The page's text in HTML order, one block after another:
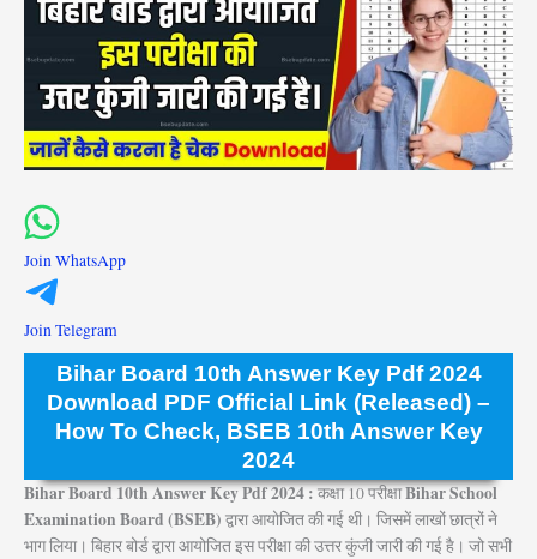
Join WhatsApp
Join Telegram
Bihar Board 10th Answer Key Pdf 2024
Download PDF Official Link (Released) –
How To Check, BSEB 10th Answer Key
2024
Bihar Board 10th Answer Key Pdf 2024 :कक्षा 10 परीक्षाBihar School
Examination Board (BSEB) द्वारा आयोजित की गई थी। जिसमें लाखों छात्रों ने
भाग लिया। बिहार बोर्ड द्वारा आयोजित इस परीक्षा की उत्तर कुंजी जारी की गई है। जो सभी